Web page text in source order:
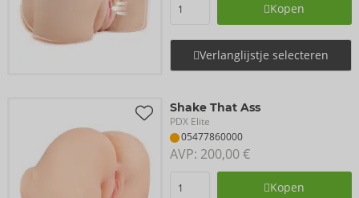
Kopen
Verlanglijstje selecteren
Shake That Ass
PDX Elite
05477860000
AVP: 200,00 €
Kopen